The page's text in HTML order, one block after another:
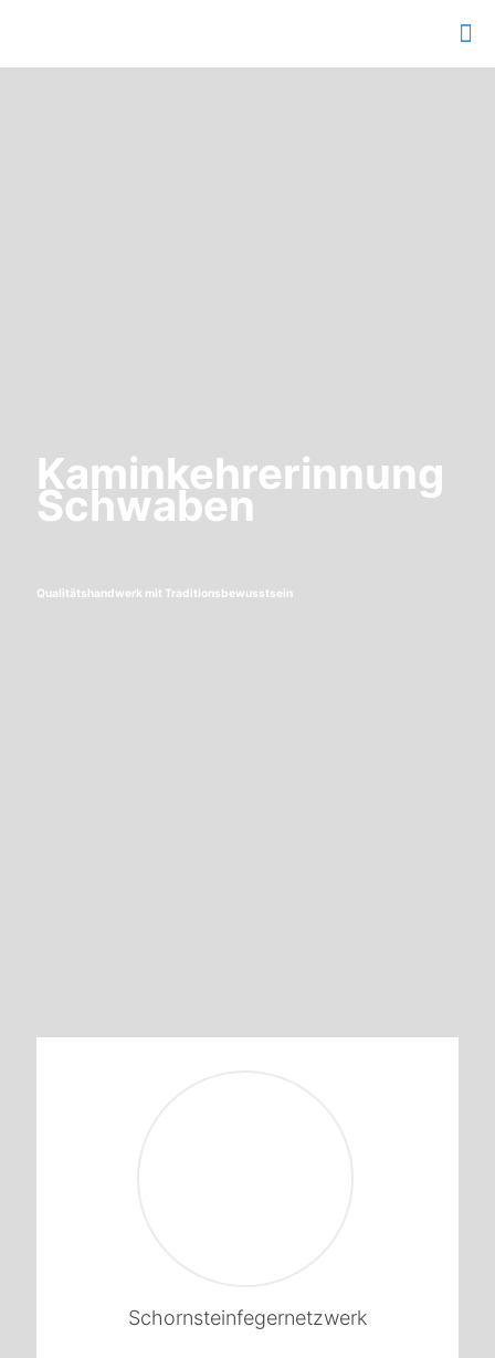
Kaminkehrerinnung
Schwaben
Qualitätshandwerk mit Traditionsbewusstsein
Schornsteinfegernetzwerk